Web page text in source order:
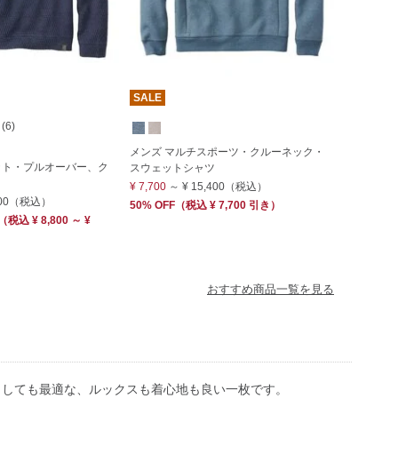
(6)
・プルオーバー、ク
（税込）
（税込¥ 8,800 ～ ¥
SALE
メンズ マルチスポーツ・クルーネック・
スウェットシャツ
¥ 7,700～ ¥ 15,400（税込）
50% OFF（税込 ¥ 7,700引き）
おすすめ商品一覧を見る
ても最適な、ルックスも着心地も良い一枚です。